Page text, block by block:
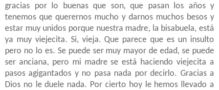
gracias por lo buenas que son, que pasan los años y
tenemos que querernos mucho y darnos muchos besos y
estar muy unidos porque nuestra madre, la bisabuela, está
ya muy viejecita. Si, vieja. Que parece que es un insulto
pero no lo es. Se puede ser muy mayor de edad, se puede
ser anciana, pero mi madre se está haciendo viejecita a
pasos agigantados y no pasa nada por decirlo. Gracias a
Dios no le duele nada. Por cierto hoy le hemos llevado a